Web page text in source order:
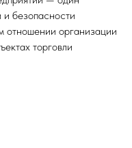
безопасности
отношении организации
торговли